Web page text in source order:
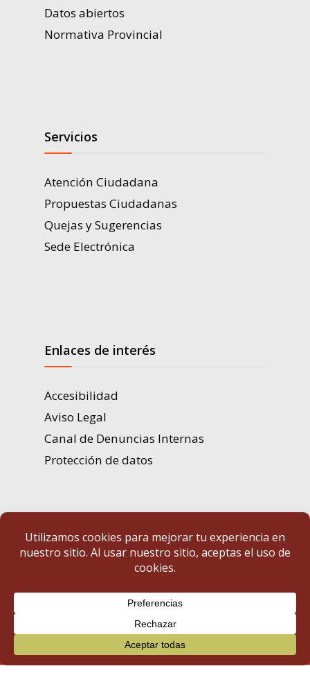
Datos abiertos
Normativa Provincial
Servicios
Atención Ciudadana
Propuestas Ciudadanas
Quejas y Sugerencias
Sede Electrónica
Enlaces de interés
Accesibilidad
Aviso Legal
Canal de Denuncias Internas
Protección de datos
Portal de Transparencia | Diputación de Badajoz